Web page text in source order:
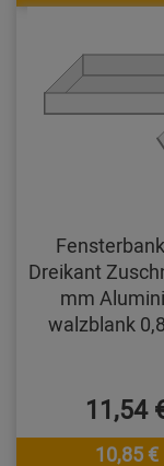
Dreikant
mm
walzblank
11,54
10,85 €